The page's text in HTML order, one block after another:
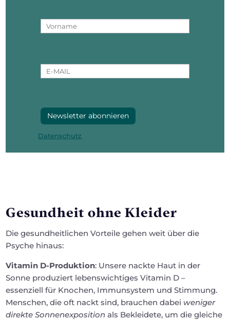
Alternative:
Datenschutz
Gesundheit ohne Kleider
Die gesundheitlichen Vorteile gehen weit über die
Psyche hinaus:
Vitamin D-Produktion: Unsere nackte Haut in der
Sonne produziert lebenswichtiges Vitamin D –
essenziell für Knochen, Immunsystem und Stimmung.
Menschen, die oft nackt sind, brauchen dabei weniger
direkte Sonnenexposition als Bekleidete, um die gleiche